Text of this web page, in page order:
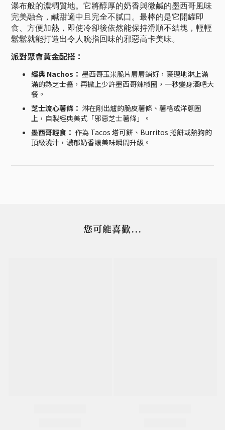
瀑布般的濃稠質地。它將醇厚的奶香與微鹹的墨西哥風味
完美融合，鹹甜適中且完全不膩口。最棒的是它開罐即
食、方便加熱，即使冷卻後依然能保持滑順不結塊，輕輕
鬆鬆就能打造出令人吮指回味的邪惡高卡美味。
派對聚會黃金配搭：
經典 Nachos： 墨西哥玉米脆片層層鋪好，豪邁地淋上滿
滿的熱芝士醬，再撒上少許墨西哥辣椒圈，一秒變身酒吧大
餐。
芝士流心薯條： 淋在剛出爐的脆皮薯條、薯格或洋蔥圈
上，自製經典美式「邪惡芝士薯條」。
墨西哥輕食： 作為 Tacos 塔可餅、Burritos 捲餅或熱狗的
頂級澆汁，濃郁奶香讓美味瞬間升級。
您可能喜歡...